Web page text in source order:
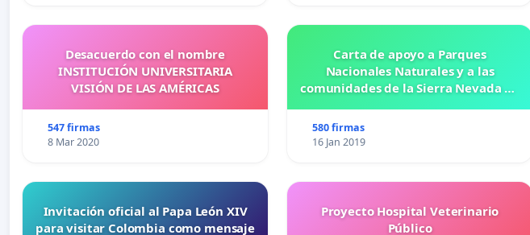
Desacuerdo con el nombre
INSTITUCIÓN UNIVERSITARIA
VISIÓN DE LAS AMÉRICAS
547 firmas
8 Mar 2020
Carta de apoyo a Parques
Nacionales Naturales y a las
comunidades de la Sierra Nevada de
580 firmas
16 Jan 2019
Invitación oficial al Papa León XIV
para visitar Colombia como mensaje
Proyecto Hospital Veterinario
Público